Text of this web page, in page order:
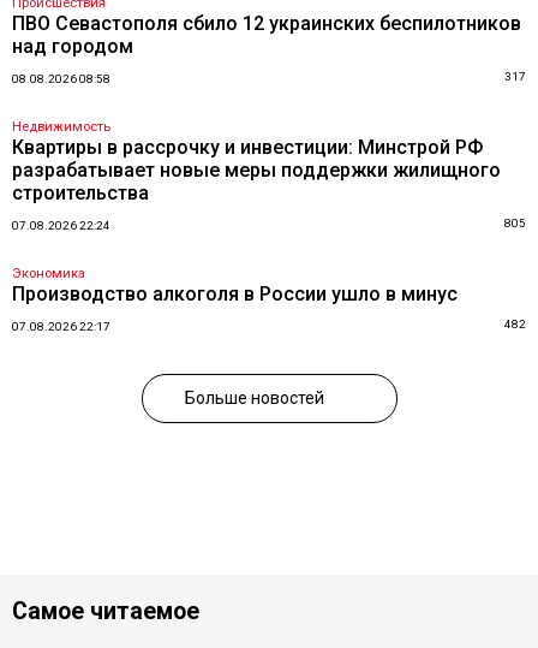
ПВО Севастополя сбило 12 украинских беспилотников
над городом
08.08.2026 08:58 317
Недвижимость
Квартиры в рассрочку и инвестиции: Минстрой РФ
разрабатывает новые меры поддержки жилищного
строительства
07.08.2026 22:24 805
Экономика
Производство алкоголя в России ушло в минус
07.08.2026 22:17 482
Больше новостей
Самое читаемое